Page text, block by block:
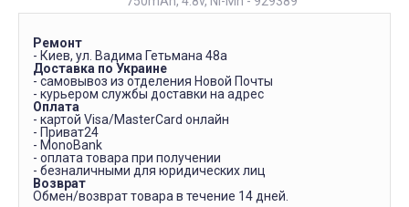
Ремонт
- Киев, ул. Вадима Гетьмана 48а
Доставка по Украине
- самовывоз из отделения Новой Почты
- курьером службы доставки на адрес
Оплата
- картой Visa/MasterCard онлайн
- Приват24
- MonoBank
- оплата товара при получении
- безналичными для юридических лиц
Возврат
Обмен/возврат товара в течение 14 дней.